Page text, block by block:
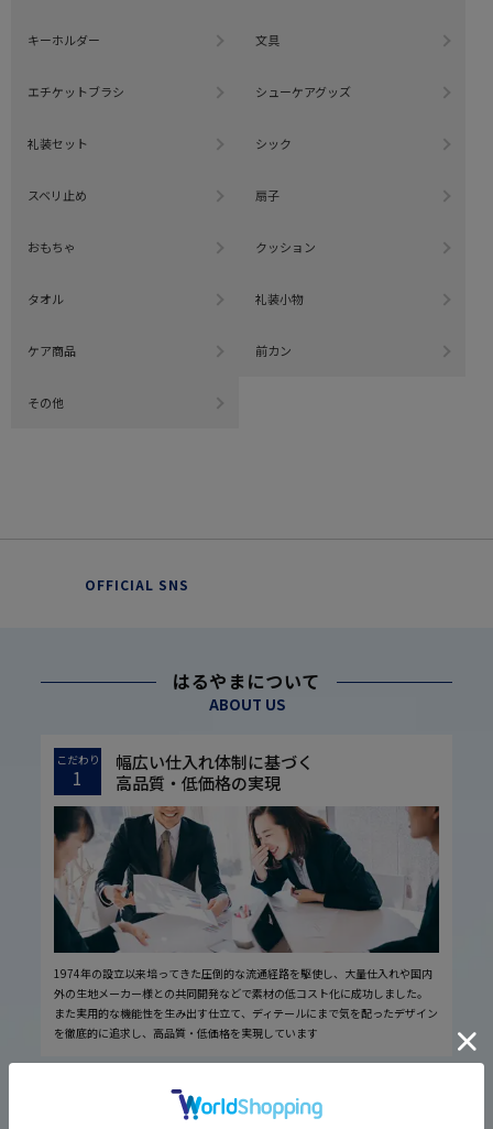
キーホルダー 文具
エチケットブラシ シューケアグッズ
礼装セット シック
スベリ止め 扇子
おもちゃ クッション
タオル 礼装小物
ケア商品 前カン
その他
OFFICIAL SNS
はるやまについて
ABOUT US
こだわり
1
幅広い仕入れ体制に基づく
高品質・低価格の実現
1974年の設立以来培ってきた圧倒的な流通経路を駆使し、大量仕入れや国内
外の生地メーカー様との共同開発などで素材の低コスト化に成功しました。
また実用的な機能性を生み出す仕立て、ディテールにまで気を配ったデザイン
を徹底的に追求し、高品質・低価格を実現しています
厳しい品質管理体制に基づく